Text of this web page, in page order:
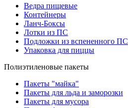
Ведра пищевые
Контейнеры
Ланч-Боксы
Лотки из ПС
Подложки из вспененного ПС
Упаковка для пиццы
Полиэтиленовые пакеты
Пакеты "майка"
Пакеты для льда и заморозки
Пакеты для мусора